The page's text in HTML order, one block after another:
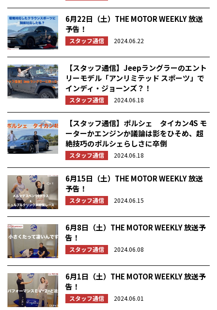
6月22日（土）THE MOTOR WEEKLY 放送
予告！
スタッフ通信 2024.06.22
【スタッフ通信】Jeepラングラーのエント
リーモデル「アンリミテッド スポーツ」で
インディ・ジョーンズ？！
スタッフ通信 2024.06.18
【スタッフ通信】ポルシェ タイカン4S モ
ーターかエンジンか議論は影をひそめ、超
絶技巧のポルシェらしさに卒倒
スタッフ通信 2024.06.18
6月15日（土）THE MOTOR WEEKLY 放送
予告！
スタッフ通信 2024.06.15
6月8日（土）THE MOTOR WEEKLY 放送予
告！
スタッフ通信 2024.06.08
6月1日（土）THE MOTOR WEEKLY 放送予
告！
スタッフ通信 2024.06.01